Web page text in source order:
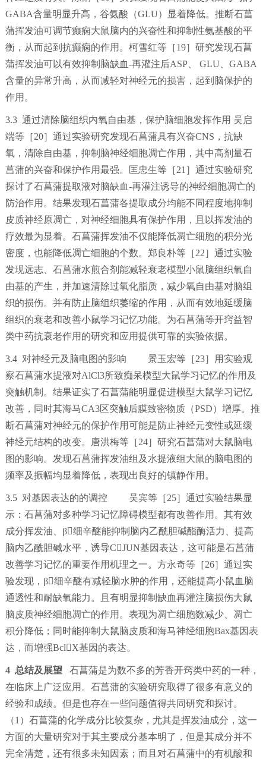
GABA含量明显升高，谷氨酸（GLU）显着降低。推断石菖
蒲挥发油可调节癫痫大鼠脑内的兴奋性和抑制性氨基酸的平
衡，从而起到抗癫痫的作用。柯雪红等［19］研究发现石菖
蒲挥发油可以有效抑制脑缺血-再灌注后ASP、 GLU、GABA
含量的异常升高，从而减轻对神经元的损害，起到脑保护的
作用。
3.3 通过清除脑组织内氧自由基，保护脑细胞发挥作用 吴启
端等［20］通过实验研究发现石菖蒲具有兴奋CNS，抗缺
氧，清除自由基，抑制脑神经细胞凋亡作用，其中高剂量石
菖蒲的兴奋和保护作用最强。匡忠生等［21］通过实验研究
探讨了石菖蒲提取液对脑缺血-再灌注诱导的神经细胞凋亡的
防治作用。结果发现石菖蒲各提取成分均能不同程度地抑制
皮质神经原凋亡，对神经细胞具有保护作用，且以挥发油的
疗效最为显着。石菖蒲挥发油不仅能降低凋亡细胞的积分光
密度，也能降低凋亡细胞的个数。郑良朴等［22］通过实验
发现远志、石菖蒲水煎合剂能减轻衰老模型小鼠脑组织氧自
由基的产生，并加速清除过氧化脂质，减少氧自由基对脑组
织的损伤。并有防止脑组织萎缩的作用，从而有效地延缓脑
组织的衰老和改善小鼠学习记忆功能。为石菖蒲等开窍益智
类中药抗衰老作用的研究和应用提供可靠的实验依据。
3.4 对神经元及脑电图的影响 景玉宏等［23］用实验观
察石菖蒲水提液对AlCl3所致痴呆模型大鼠学习记忆的作用及
突触机制。结果证实了石菖蒲能明显促进模型大鼠学习记忆
改善，同时其海马CA3区突触后膜致密物质（PSD）增厚。推
断石菖蒲对神经元的保护作用可能是防止神经元变性或延缓
神经元结构的改变。唐洪梅等［24］研究石菖蒲对大鼠脑电
图的影响。发现石菖蒲挥发油组及水提液组大鼠的脑电图的
频率及振幅均显着降低，表现出良好的镇静作用。
3.5 对基因表达的的调控 吴宾等［25］通过实验结果显
示：石菖蒲对多种学习记忆障碍模型都有改善作用。其有效
成分挥发油、β细辛醚能抑制脑内乙酰胆碱酯酶活力、提高
脑内乙酰胆碱水平，诱导CJUN基因表达，这可能是石菖蒲
改善学习记忆的重要作用机理之一。方永奇等［26］通过实
验发现，β细辛醚有减轻脑水肿的作用，还能提高小鼠血脑
通透性和耐缺氧能力。且有明显抑制缺血再灌注脑损伤大鼠
脑皮质神经细胞凋亡的作用。表现为凋亡细胞数减少、凋亡
积分降低；同时能抑制大鼠脑皮质和海马神经细胞Bax基因表
达，而增强BclX基因的表达。
4 总结及展望石菖蒲是为数不多的芳香开窍类中药的一种，
在临床上广泛应用。石菖蒲的实验研究取得了很多有意义的
经验和成绩。但是也存在一些问题值得共同研究和探讨。
（1）石菖蒲的化学成分比较复杂，尤其是挥发油成分，这一
方面的大量研究对于其主要成分基本明了，但是其成分并不
完全清楚，还有很多未知因素；而且对石菖蒲中的有机酸和